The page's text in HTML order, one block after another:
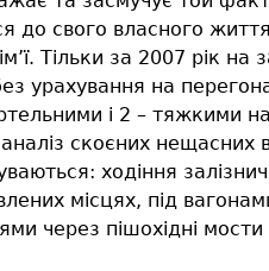
до свого власного
Тільки за 2007 рік
урахування на
і 2 – тяжкими
скоєних нещасних
ходіння
місцях, під
через пішохідні